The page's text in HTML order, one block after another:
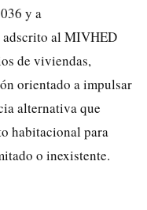
y a
al MIVHED
de viviendas,
orientado a impulsar
alternativa que
habitacional para
o inexistente.